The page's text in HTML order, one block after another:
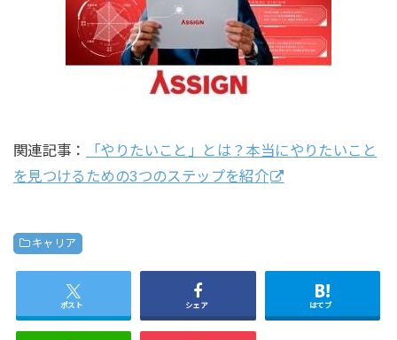
関連記事：
「やりたいこと」とは？本当にやりたいこと
を見つけるための3つのステップを紹介
キャリア
ポスト シェア はてブ